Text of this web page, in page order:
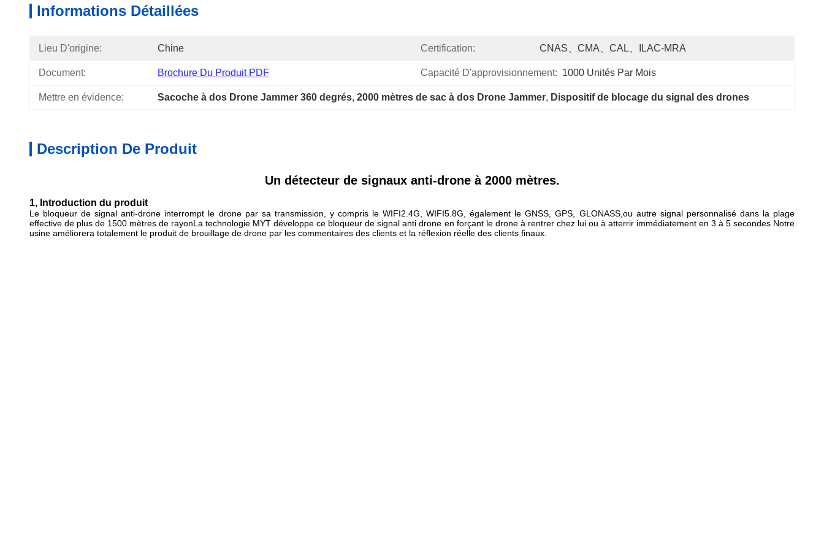
Informations Détaillées
Lieu D'origine: Chine Certification: CNAS、CMA、CAL、ILAC-MRA
Document: Brochure Du Produit PDF Capacité D'approvisionnement: 1000 Unités Par Mois
Mettre en évidence: Sacoche à dos Drone Jammer 360 degrés, 2000 mètres de sac à dos Drone Jammer, Dispositif de blocage du signal des drones
Description De Produit
Un détecteur de signaux anti-drone à 2000 mètres.
1, Introduction du produit
Le bloqueur de signal anti-drone interrompt le drone par sa transmission, y compris le WIFI2.4G, WIFI5.8G, également le GNSS, GPS, GLONASS,ou autre signal personnalisé dans la plage
effective de plus de 1500 mètres de rayonLa technologie MYT développe ce bloqueur de signal anti drone en forçant le drone à rentrer chez lui ou à atterrir immédiatement en 3 à 5 secondes.Notre
usine améliorera totalement le produit de brouillage de drone par les commentaires des clients et la réflexion réelle des clients finaux.